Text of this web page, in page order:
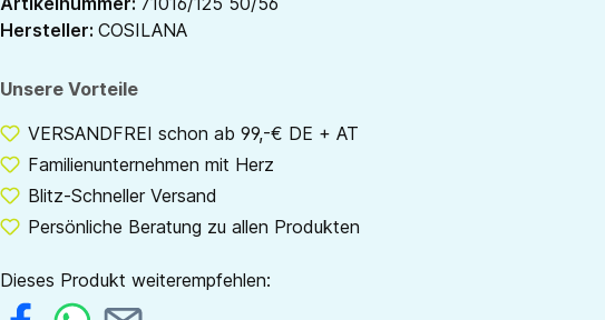
Hersteller: COSILANA
Unsere Vorteile
VERSANDFREI schon ab 99,-€ DE + AT
Familienunternehmen mit Herz
Blitz-Schneller Versand
Persönliche Beratung zu allen Produkten
Dieses Produkt weiterempfehlen: